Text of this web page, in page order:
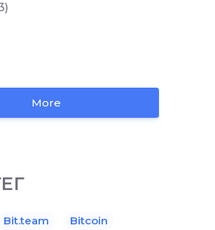
More
Bit.team
Bitcoin